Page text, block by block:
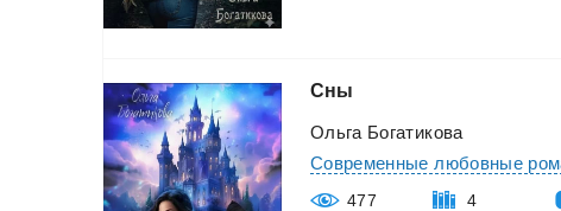
Сны
Ольга Богатикова
Современные любовные
477 4